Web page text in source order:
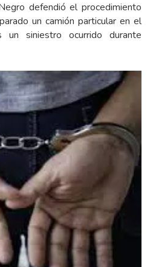
defendió el procedimiento
un camión particular en el
un siniestro ocurrido durante